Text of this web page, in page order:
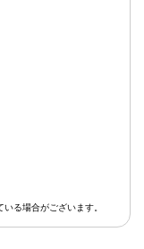
る場合がございます。